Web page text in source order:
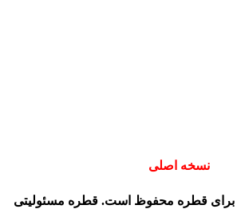
نسخه اصلی
قطره محفوظ است. قطره مسئولیتی